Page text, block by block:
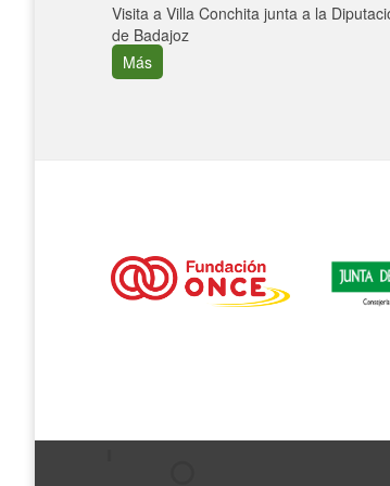
Visita a Villa Conchita junta a la
de Badajoz
Más